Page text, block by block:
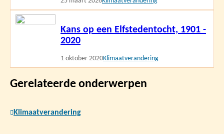
Kans op een Elfstedentocht, 1901 -
2020
1 oktober 2020Klimaatverandering
Lees
Gerelateerde onderwerpen
Klimaatverandering